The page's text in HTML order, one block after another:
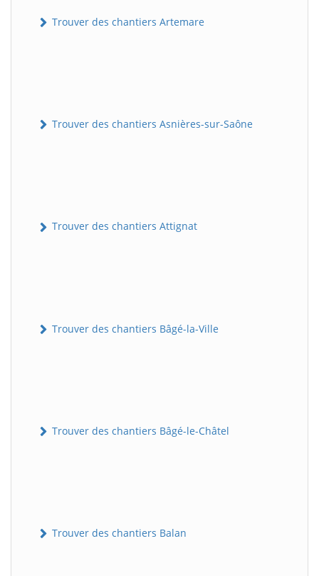
Trouver des chantiers Artemare
Trouver des chantiers Asnières-sur-Saône
Trouver des chantiers Attignat
Trouver des chantiers Bâgé-la-Ville
Trouver des chantiers Bâgé-le-Châtel
Trouver des chantiers Balan